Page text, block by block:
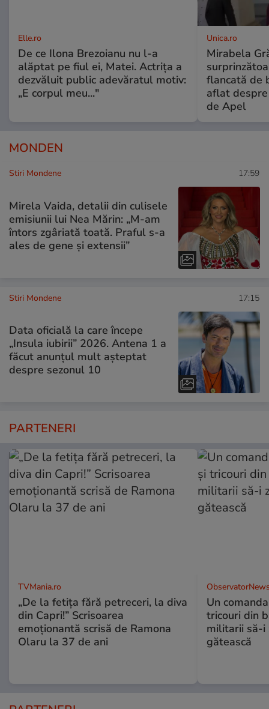
Elle.ro
De ce Ilona Brezoianu nu l-a
alăptat pe fiul ei, Matei. Actrița a
dezvăluit public adevăratul motiv:
„E corpul meu..."
Unica.ro
Mirabela
flancată de
aflat
de Apel
MONDEN
Stiri Mondene 17:59
Mirela Vaida, detalii din culisele
emisiunii lui Nea Mărin: „M-am
întors zgâriată toată. Praful s-a
ales de gene și extensii”
Stiri Mondene 17:15
Data oficială la care începe
„Insula iubirii” 2026. Antena 1 a
făcut anunțul mult așteptat
despre sezonul 10
PARTENERI
TVMania.ro
„De la fetița fără petreceri, la diva
din Capri!” Scrisoarea
emoționantă scrisă de Ramona
Olaru la 37 de ani
Un
tricouri din
militarii să-i
gătească